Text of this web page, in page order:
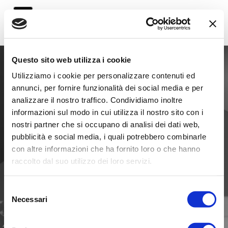
Questo sito web utilizza i cookie
Utilizziamo i cookie per personalizzare contenuti ed
annunci, per fornire funzionalità dei social media e per
analizzare il nostro traffico. Condividiamo inoltre
informazioni sul modo in cui utilizza il nostro sito con i
nostri partner che si occupano di analisi dei dati web,
pubblicità e social media, i quali potrebbero combinarle
con altre informazioni che ha fornito loro o che hanno
raccolto dal suo utilizzo dei loro servizi.
delNecessari
info@progeim.it
Via Minghetti, 3, San Bonifacio (VR)